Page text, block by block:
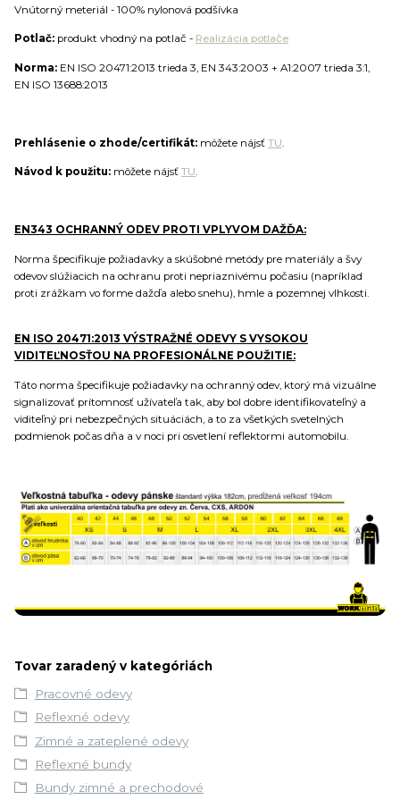
Vnútorný meteriál - 100% nylonová podšívka
Potlač: produkt vhodný na potlač - Realizácia potlače
Norma: EN ISO 20471:2013 trieda 3, EN 343:2003 + A1:2007 trieda 3:1,
EN ISO 13688:2013
Prehlásenie o zhode/certifikát: môžete nájsť TU.
Návod k použitu: môžete nájsť TU.
EN343 OCHRANNÝ ODEV PROTI VPLYVOM DAŽĎA:
Norma špecifikuje požiadavky a skúšobné metódy pre materiály a švy
odevov slúžiacich na ochranu proti nepriaznivému počasiu (napríklad
proti zrážkam vo forme dažďa alebo snehu), hmle a pozemnej vlhkosti.
EN ISO 20471:2013 VÝSTRAŽNÉ ODEVY S VYSOKOU
VIDITEĽNOSŤOU NA PROFESIONÁLNE POUŽITIE:
Táto norma špecifikuje požiadavky na ochranný odev, ktorý má vizuálne
signalizovať prítomnosť užívateľa tak, aby bol dobre identifikovateľný a
viditeľný pri nebezpečných situáciách, a to za všetkých svetelných
podmienok počas dňa a v noci pri osvetlení reflektormi automobilu.
Tovar zaradený v kategóriách
Pracovné odevy
Reflexné odevy
Zimné a zateplené odevy
Reflexné bundy
Bundy zimné a prechodové